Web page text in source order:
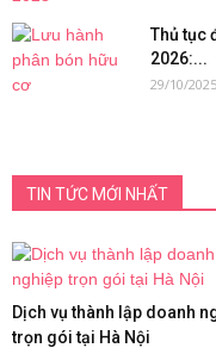
Thủ tục
2026:...
29/10/2025
TIN TỨC MỚI NHẤT
Dịch vụ thành lập doanh
trọn gói tại Hà Nội